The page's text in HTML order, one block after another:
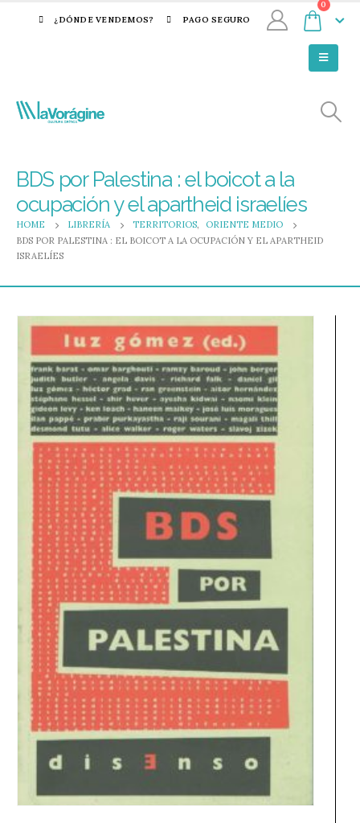
¿DÓNDE VENDEMOS? PAGO SEGURO
0
BDS por Palestina : el boicot a la
ocupación y el apartheid israelíes
HOME LIBRERÍA TERRITORIOS,
ORIENTE MEDIO
BDS POR PALESTINA : EL BOICOT A LA OCUPACIÓN Y EL APARTHEID
ISRAELÍES